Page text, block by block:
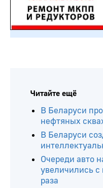
Читайте ещё
В Беларуси
нефтяных
В Беларуси
Очереди авто
увеличились с
раза